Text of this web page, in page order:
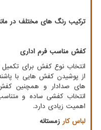
ترکیب رنگ های مختلف در
کفش مناسب فرم اداری
انتخاب نوع کفش برای تکمیل
از پوشیدن کفش هایی با
های صدادار و همچنین
انتخاب کفشی ساده و
اهمیت زیادی دارد.
لباس کار زمستانه